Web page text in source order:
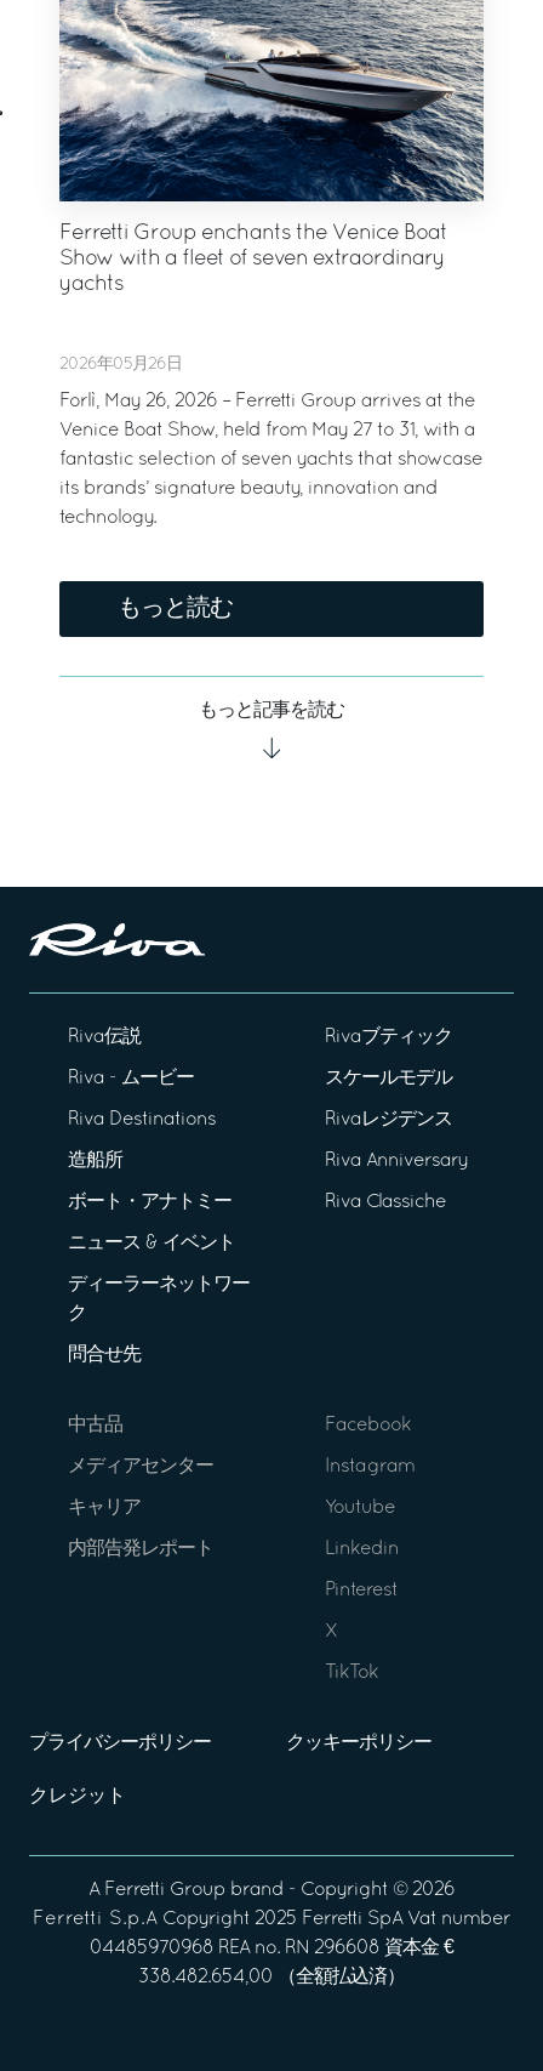
Ferretti Group enchants the Venice Boat
Show with a fleet of seven extraordinary
yachts
2026年05月26日
Forlì, May 26, 2026 – Ferretti Group arrives at the
Venice Boat Show, held from May 27 to 31, with a
fantastic selection of seven yachts that showcase
its brands’ signature beauty, innovation and
technology.
もっと読む
もっと記事を読む
Riva伝説
Riva - ムービー
Riva Destinations
造船所
ボート・アナトミー
ニュース & イベント
ディーラーネットワー
ク
問合せ先
Rivaブティック
スケールモデル
Rivaレジデンス
Riva Anniversary
Riva Classiche
中古品
メディアセンター
キャリア
内部告発レポート
Facebook
Instagram
Youtube
Linkedin
Pinterest
X
TikTok
プライバシーポリシー クッキーポリシー
クレジット
A Ferretti Group brand - Copyright © 2026
Ferretti S.p.A Copyright 2025 Ferretti SpA Vat number
04485970968 REA no. RN 296608 資本金 €
338.482.654,00 （全額払込済）